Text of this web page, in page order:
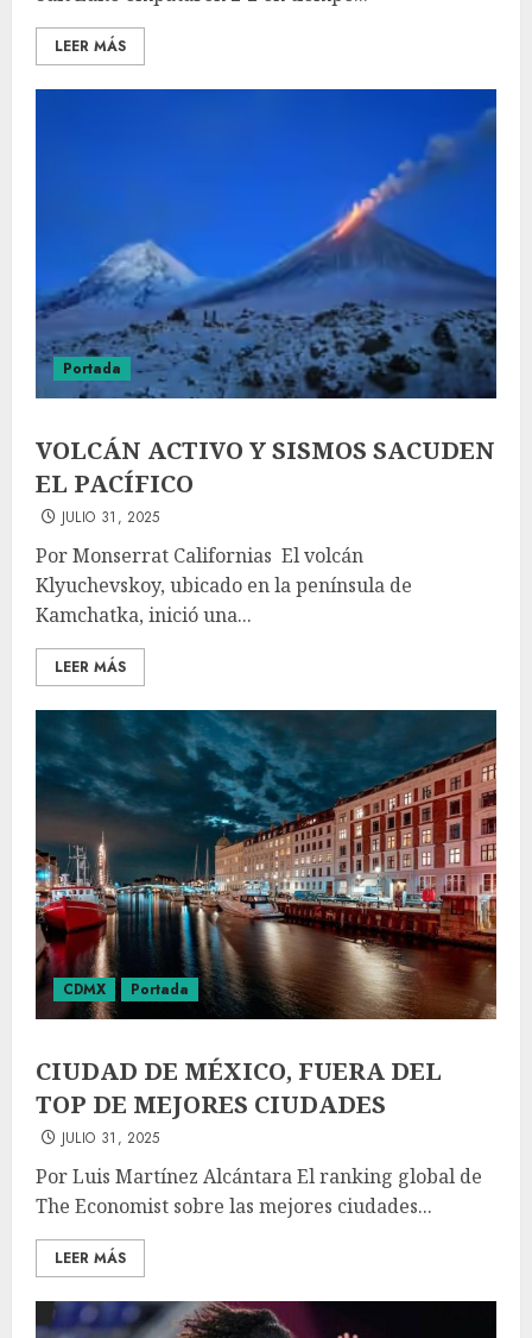
LEER MÁS
Portada
VOLCÁN ACTIVO Y SISMOS SACUDEN
EL PACÍFICO
JULIO 31, 2025
Por Monserrat Californias El volcán
Klyuchevskoy, ubicado en la península de
Kamchatka, inició una...
LEER MÁS
CDMX Portada
CIUDAD DE MÉXICO, FUERA DEL
TOP DE MEJORES CIUDADES
JULIO 31, 2025
Por Luis Martínez Alcántara El ranking global de
The Economist sobre las mejores ciudades...
LEER MÁS